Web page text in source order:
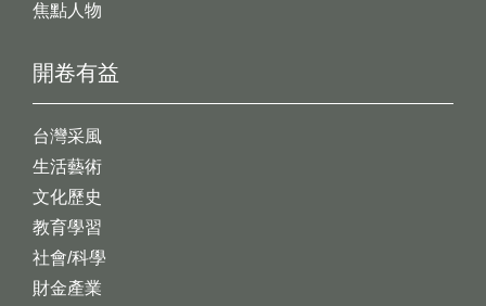
開卷有益
台灣采風
生活藝術
文化歷史
教育學習
社會/科學
財金產業
焦點人物